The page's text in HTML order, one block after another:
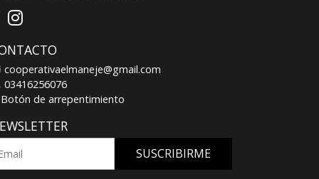
cooperativaelmaneje@gmail.com
03416256076
Botón de arrepentimiento
SUSCRIBIRME